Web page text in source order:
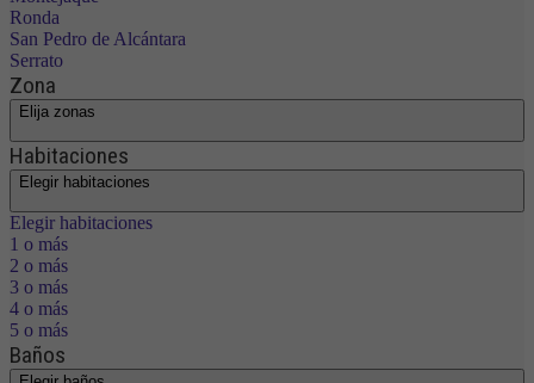
Ronda
San Pedro de Alcántara
Serrato
Zona
Elija zonas
Habitaciones
Elegir habitaciones
Elegir habitaciones
1 o más
2 o más
3 o más
4 o más
5 o más
Baños